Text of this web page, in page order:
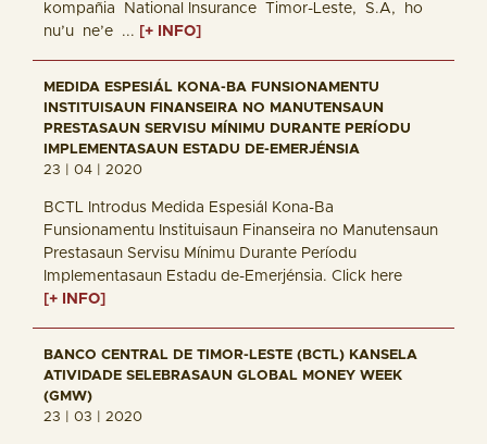
kompañia National Insurance Timor-Leste, S.A, ho
nu’u ne’e ... [+ INFO]
MEDIDA ESPESIÁL KONA-BA FUNSIONAMENTU
INSTITUISAUN FINANSEIRA NO MANUTENSAUN
PRESTASAUN SERVISU MÍNIMU DURANTE PERÍODU
IMPLEMENTASAUN ESTADU DE-EMERJÉNSIA
23 | 04 | 2020
BCTL Introdus Medida Espesiál Kona-Ba
Funsionamentu Instituisaun Finanseira no Manutensaun
Prestasaun Servisu Mínimu Durante Períodu
Implementasaun Estadu de-Emerjénsia. Click here
[+ INFO]
BANCO CENTRAL DE TIMOR-LESTE (BCTL) KANSELA
ATIVIDADE SELEBRASAUN GLOBAL MONEY WEEK
(GMW)
23 | 03 | 2020